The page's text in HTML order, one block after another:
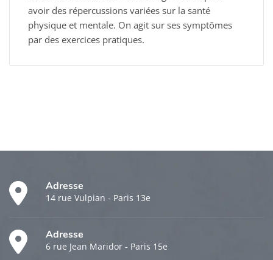
avoir des répercussions variées sur la santé
physique et mentale. On agit sur ses symptômes
par des exercices pratiques.
Adresse
14 rue Vulpian - Paris 13e
Adresse
6 rue Jean Maridor - Paris 15e